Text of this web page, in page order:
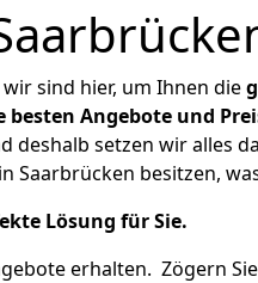
sind hier, um Ihnen die
besten Angebote und
setzen wir alles
Saarbrücken besitzen,
Lösung für Sie.
erhalten. Zögern